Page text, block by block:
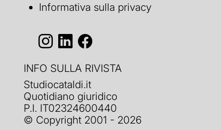
Informativa sulla privacy
INFO SULLA RIVISTA
Studiocataldi.it
Quotidiano giuridico
P.I. IT02324600440
© Copyright 2001 - 2026